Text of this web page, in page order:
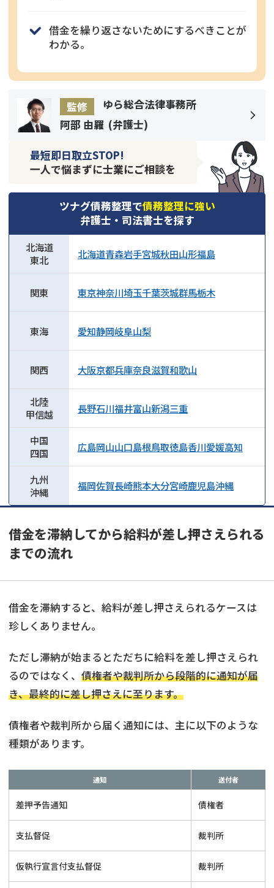
借金を繰り返さないためにするべきことが
わかる。
監修
ゆら総合法律事務所
阿部 由羅 (弁護士)
最短即日取立STOP!
一人で悩まずに士業にご相談を
ツナグ債務整理で債務整理に強い
弁護士・司法書士を探す
北海道
東北
北海道青森岩手宮城秋田山形福島
関東 東京神奈川埼玉千葉茨城群馬栃木
東海 愛知静岡岐阜山梨
関西 大阪京都兵庫奈良滋賀和歌山
北陸
甲信越
長野石川福井富山新潟三重
中国
四国
広島岡山山口島根鳥取徳島香川愛媛高知
九州
沖縄
福岡佐賀長崎熊本大分宮崎鹿児島沖縄
借金を滞納してから給料が差し押さえられる
までの流れ
借金を滞納すると、給料が差し押さえられるケースは
珍しくありません。
ただし滞納が始まるとただちに給料を差し押さえられ
るのではなく、 債権者や裁判所から段階的に通知が届
き、最終的に差し押さえに至ります。
債権者や裁判所から届く通知には、主に以下のような
種類があります。
通知 送付者
差押予告通知 債権者
支払督促 裁判所
仮執行宣言付支払督促 裁判所